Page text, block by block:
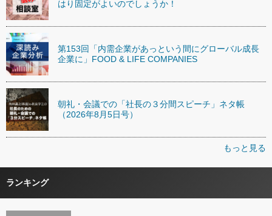
はり固定がよいのでしょうか！
第153回「内需企業があっという間にグローバル成長
企業に」FOOD & LIFE COMPANIES
朝礼・会議での「社長の３分間スピーチ」ネタ帳
（2026年8月5日号）
もっと見る
ランキング